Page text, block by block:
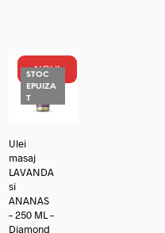
NOU!
STOC
EPUIZA
T
Ulei
masaj
LAVANDA
si
ANANAS
– 250 ML –
Diamond